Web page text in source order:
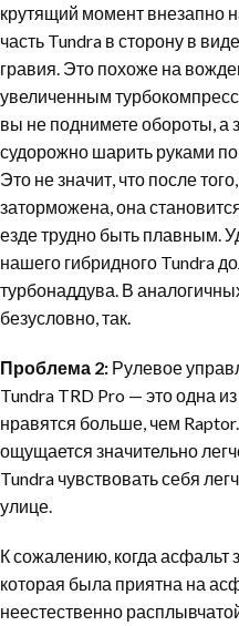
крутящий момент внезапно
часть Tundra в сторону в
гравия. Это похоже на
увеличенным
вы не поднимете обороты, а
судорожно шарить руками
Это не значит, что после
заторможена, она
езде трудно быть плавным.
нашего гибридного Tundra
турбонаддува. В
безусловно, так.
Проблема 2: Рулевое
Tundra TRD Pro — это одна
нравятся больше, чем
ощущается значительно
Tundra чувствовать себя
улице.
К сожалению, когда асфальт
которая была приятна на
неестественно